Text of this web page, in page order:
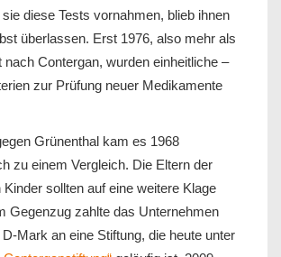
diese Tests vornahmen, blieb ihnen
überlassen. Erst 1976, also mehr als
nach Contergan, wurden einheitliche –
zur Prüfung neuer Medikamente
Grünenthal kam es 1968
zu einem Vergleich. Die Eltern der
sollten auf eine weitere Klage
Gegenzug zahlte das Unternehmen
Mark an eine Stiftung, die heute unter